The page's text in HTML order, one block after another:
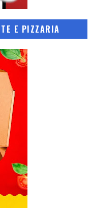
E PIZZARIA